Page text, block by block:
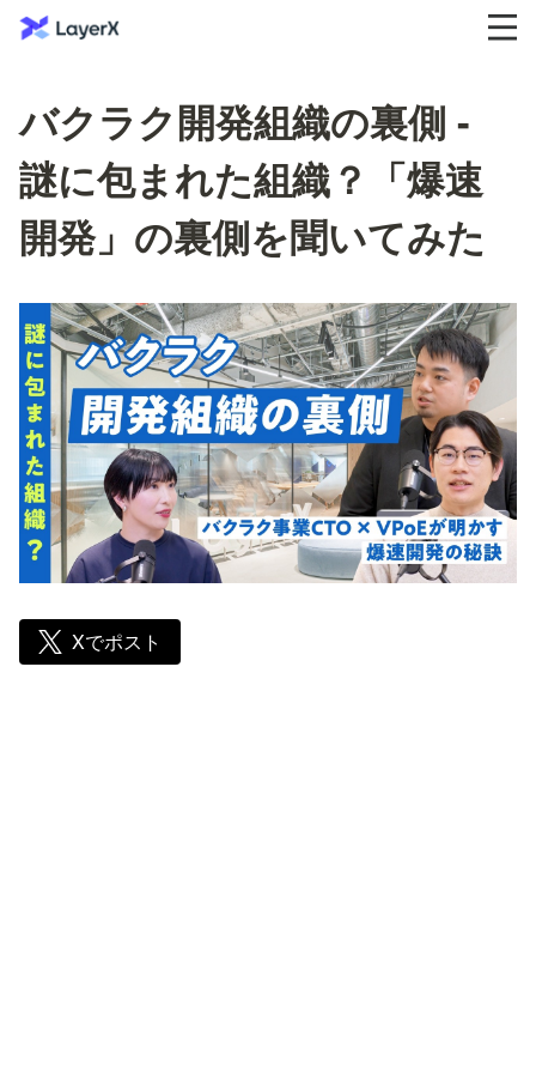
バクラク開発組織の裏側 -
謎に包まれた組織？「爆速
開発」の裏側を聞いてみた
Xでポスト